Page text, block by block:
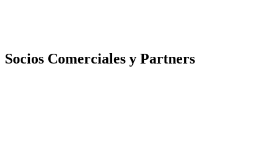
Socios Comerciales y Partners